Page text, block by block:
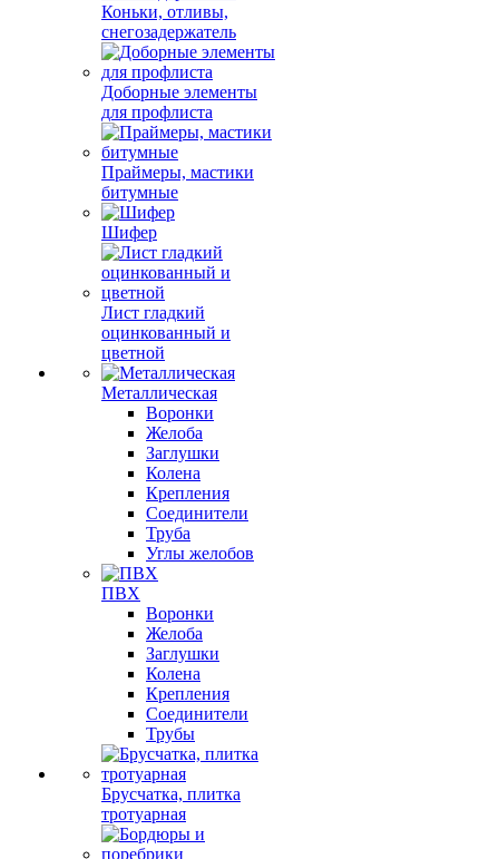
Коньки, отливы,
снегозадержатель
Доборные элементы
для профлиста
Праймеры, мастики
битумные
Шифер
Лист гладкий
оцинкованный и
цветной
Металлическая
Воронки
Желоба
Заглушки
Колена
Крепления
Соединители
Труба
Углы желобов
ПВХ
Воронки
Желоба
Заглушки
Колена
Крепления
Соединители
Трубы
Брусчатка, плитка
тротуарная